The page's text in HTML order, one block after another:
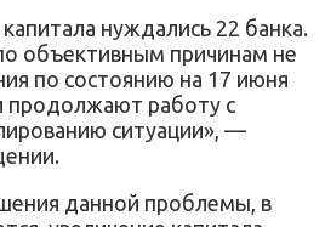
нуждались 22 банка.
объективным причинам не
по состоянию на 17 июня
продолжают работу с
ситуации», —
данной проблемы, в